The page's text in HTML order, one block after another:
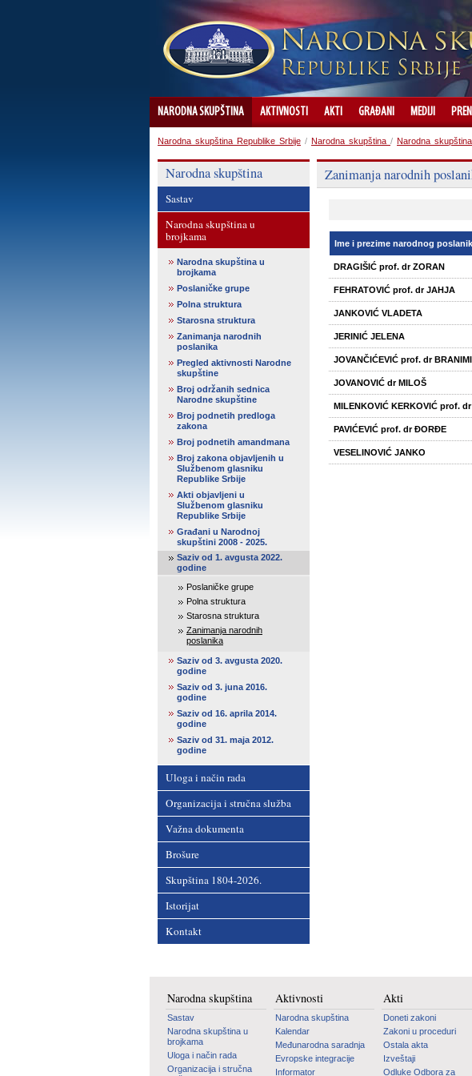
NARODNA SKUPŠTINA AKTIVNOSTI AKTI GRAĐANI MEDIJI
Narodna skupština Republike Srbije / Narodna skupština / Narodna
Narodna skupština
Sastav
Narodna skupština u
brojkama
Narodna skupština u
brojkama
Poslaničke grupe
Polna struktura
Starosna struktura
Zanimanja narodnih
poslanika
Pregled aktivnosti Narodne
skupštine
Broj održanih sednica
Narodne skupštine
Broj podnetih predloga
zakona
Broj podnetih amandmana
Broj zakona objavljenih u
Službenom glasniku
Republike Srbije
Akti objavljeni u
Službenom glasniku
Republike Srbije
Građani u Narodnoj
skupštini 2008 - 2025.
Saziv od 1. avgusta 2022.
godine
Poslaničke grupe
Polna struktura
Starosna struktura
Zanimanja narodnih
poslanika
Saziv od 3. avgusta 2020.
godine
Saziv od 3. juna 2016.
godine
Saziv od 16. aprila 2014.
godine
Saziv od 31. maja 2012.
godine
Uloga i način rada
Organizacija i stručna služba
Važna dokumenta
Brošure
Skupština 1804-2026.
Istorijat
Kontakt
Zanimanja narodnih
Ime i prezime narodnog
DRAGIŠIĆ prof. dr ZORAN
FEHRATOVIĆ prof. dr JAHJA
JANKOVIĆ VLADETA
JERINIĆ JELENA
JOVANČIĆEVIĆ prof. dr
JOVANOVIĆ dr MILOŠ
MILENKOVIĆ KERKOVIĆ prof.
PAVIĆEVIĆ prof. dr ĐORĐE
VESELINOVIĆ JANKO
Narodna skupština
Sastav
Narodna skupština u
brojkama
Uloga i način rada
Organizacija i stručna
Aktivnosti
Narodna skupština
Kalendar
Međunarodna saradnja
Evropske integracije
Informator
Akti
Doneti zakoni
Zakoni u proceduri
Ostala akta
Izveštaji
Odluke Odbora za